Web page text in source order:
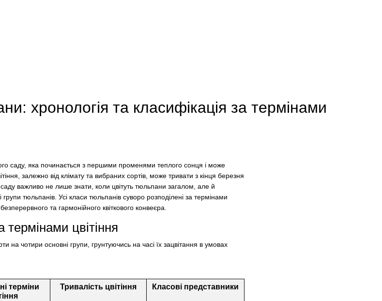
хронологія та класифікація за термінами
саду, яка починається з першими променями теплого сонця і може
залежно від клімату та вибраних сортів, може тривати з кінця березня
важливо не лише знати, коли цвітуть тюльпани загалом, але й
тюльпанів. Усі класи тюльпанів суворо розподілені за термінами
та гармонійного квіткового конвеєра.
термінами цвітіння
на чотири основні групи, грунтуючись на часі їх зацвітання в умовах
терміни
Тривалість цвітіння Класові представники